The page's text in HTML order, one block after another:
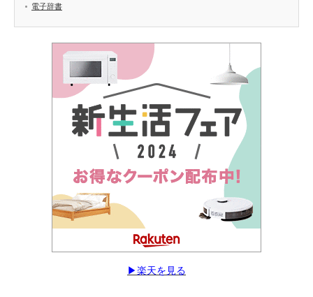
電子辞書
▶︎楽天を見る